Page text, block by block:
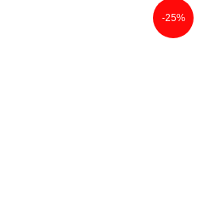
-25%